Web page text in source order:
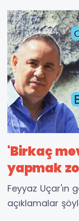
'Birkaç
yapmak
Feyyaz Uçar'ın
açıklamalar